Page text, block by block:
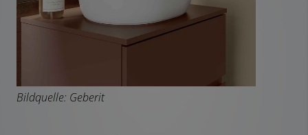
Bildquelle: Geberit